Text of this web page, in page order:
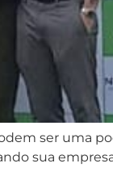
ser uma
sua